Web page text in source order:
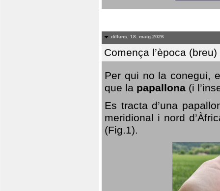
dilluns, 18. maig 2026
Comença l’època
Per qui no la conegui,
que la papallona (i
Es tracta d’una
meridional i nord
(Fig.1).